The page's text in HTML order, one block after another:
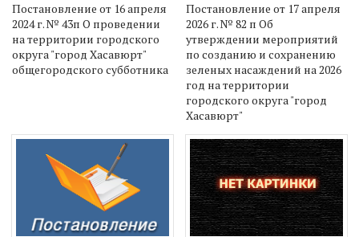
Постановление от 16 апреля
2024 г. № 43п О проведении
на территории городского
округа "город Хасавюрт"
общегородского субботника
Постановление от 17 апреля
2026 г. № 82 п Об
утверждении мероприятий
по созданию и сохранению
зеленых насаждений на 2026
год на территории
городского округа "город
Хасавюрт"